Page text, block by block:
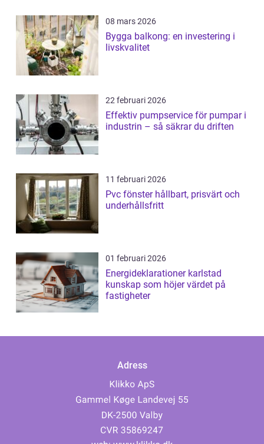
08 mars 2026
Bygga balkong: en investering i
livskvalitet
22 februari 2026
Effektiv pumpservice för pumpar i
industrin – så säkrar du driften
11 februari 2026
Pvc fönster hållbart, prisvärt och
underhållsfritt
01 februari 2026
Energideklarationer karlstad
kunskap som höjer värdet på
fastigheter
Adress